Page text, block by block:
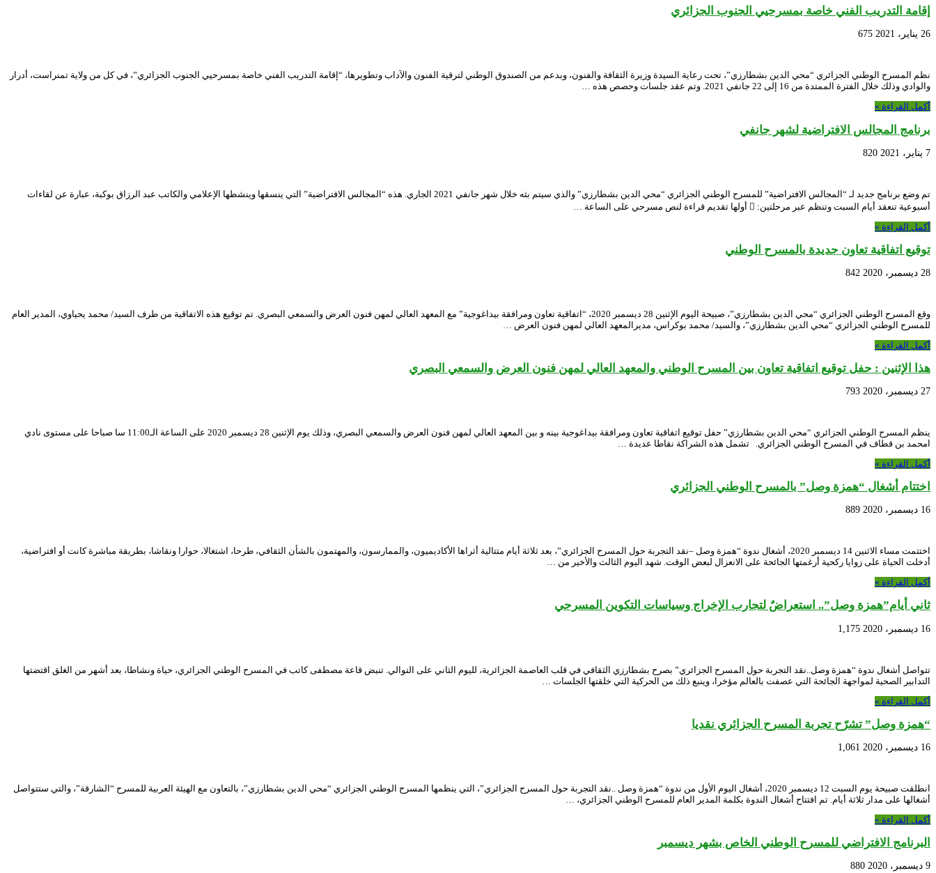
إقامة التدريب الفني خاصة بمسرحيي الجنوب الجزائري
26 يناير، 2021 675
نظم المسرح الوطني الجزائري “محي الدين بشطارزي”، تحت رعاية السيدة وزيرة الثقافة والفنون، وبدعم من الصندوق الوطني لترقية الفنون والآداب وتطويرها، “إقامة التدريب الفني خاصة بمسرحيي الجنوب الجزائري”، في كل من ولاية تمنراست، أدرار
والوادي وذلك خلال الفترة الممتدة من 16 إلى 22 جانفي 2021. وتم عقد جلسات وحصص هذه …
أكمل القراءة »
برنامج المجالس الافتراضية لشهر جانفي
7 يناير، 2021 820
تم وضع برنامج جديد لـ “المجالس الافتراضية” للمسرح الوطني الجزائري “محي الدين بشطارزي” والذي سيتم بثه خلال شهر جانفي 2021 الجاري. هذه “المجالس الافتراضية” التي ينسقها وينشطها الإعلامي والكاتب عبد الرزاق بوكبة، عبارة عن لقاءات
أسبوعية تنعقد أيام السبت وتنظم عبر مرحلتين:  أولها تقديم قراءة لنص مسرحي على الساعة …
أكمل القراءة »
توقيع اتفاقية تعاون جديدة بالمسرح الوطني
28 ديسمبر، 2020 842
وقع المسرح الوطني الجزائري “محي الدين بشطارزي”، صبيحة اليوم الإثنين 28 ديسمبر 2020، “اتفاقية تعاون ومرافقة بيداغوجية” مع المعهد العالي لمهن فنون العرض والسمعي البصري. تم توقيع هذه الاتفاقية من طرف السيد/ محمد يحياوي، المدير العام
للمسرح الوطني الجزائري “محي الدين بشطارزي”، والسيد/ محمد بوكراس، مديرالمعهد العالي لمهن فنون العرض …
أكمل القراءة »
هذا الإثنين : حفل توقيع اتفاقية تعاون بين المسرح الوطني والمعهد العالي لمهن فنون العرض والسمعي البصري
27 ديسمبر، 2020 793
ينظم المسرح الوطني الجزائري “محي الدين بشطارزي” حفل توقيع اتفاقية تعاون ومرافقة بيداغوجية بينه و بين المعهد العالي لمهن فنون العرض والسمعي البصري، وذلك يوم الإثنين 28 ديسمبر 2020 على الساعة الـ11:00 سا صباحا على مستوى نادي
امحمد بن قطاف في المسرح الوطني الجزائري. تشمل هذه الشراكة نقاطا عديدة …
أكمل القراءة »
اختتام أشغال “همزة وصل” بالمسرح الوطني الجزائري
16 ديسمبر، 2020 889
اختتمت مساء الاثنين 14 ديسمبر 2020، أشغال ندوة “همزة وصل –نقد التجربة حول المسرح الجزائري”، بعد ثلاثة أيام متتالية أثراها الأكاديميون، والممارسون، والمهتمون بالشأن الثقافي، طرحا، اشتغالا، حوارا ونقاشا، بطريقة مباشرة كانت أو افتراضية،
أدخلت الحياة على زوايا ركحية أرغمتها الجائحة على الانعزال لبعض الوقت. شهد اليوم الثالث والأخير من …
أكمل القراءة »
ثاني أيام”همزة وصل”.. استعراضٌ لتجارب الإخراج وسياسات التكوين المسرحي
16 ديسمبر، 2020 1,175
تتواصل أشغال ندوة “همزة وصل..نقد التجربة حول المسرح الجزائري” بصرح بشطارزي الثقافي في قلب العاصمة الجزائرية، لليوم الثاني على التوالي. تنبض قاعة مصطفى كاتب في المسرح الوطني الجزائري، حياة ونشاطا، بعد أشهر من الغلق اقتضتها
التدابير الصحية لمواجهة الجائحة التي عصفت بالعالم مؤخرا، وينبع ذلك من الحركية التي خلقتها الجلسات …
أكمل القراءة »
“همزة وصل” تشرّح تجربة المسرح الجزائري نقديا
16 ديسمبر، 2020 1,061
انطلقت صبيحة يوم السبت 12 ديسمبر 2020، أشغال اليوم الأول من ندوة “همزة وصل ..نقد التجربة حول المسرح الجزائري”، التي ينظمها المسرح الوطني الجزائري “محي الدين بشطارزي”، بالتعاون مع الهيئة العربية للمسرح “الشارقة”، والتي ستتواصل
أشغالها على مدار ثلاثة أيام. تم افتتاح أشغال الندوة بكلمة المدير العام للمسرح الوطني الجزائري، …
أكمل القراءة »
البرنامج الافتراضي للمسرح الوطني الخاص بشهر ديسمبر
9 ديسمبر، 2020 880